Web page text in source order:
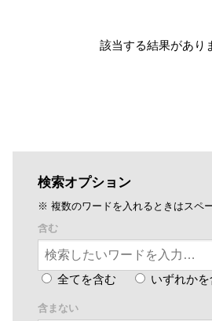
該当する結果があり
検索オプション
※ 複数のワードを入れるときはスペ
含む
全てを含む いずれかを
含まない